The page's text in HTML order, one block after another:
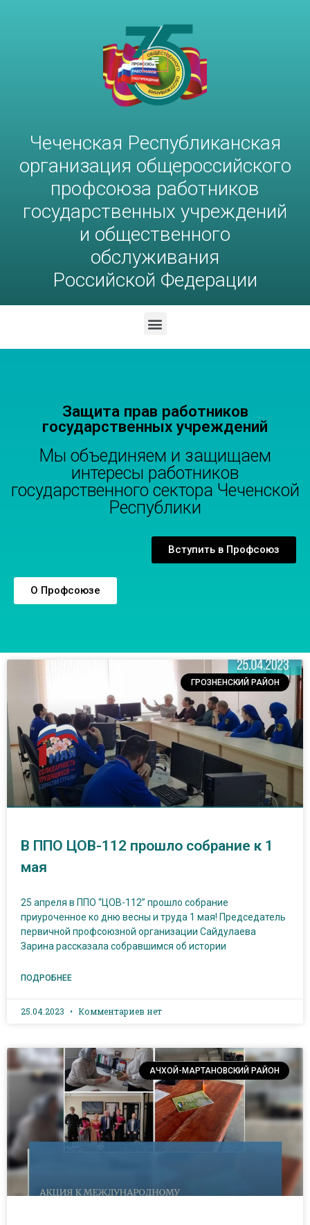
Чеченская Республиканская
организация общероссийского
профсоюза работников
госучреждений и общественного
Чеченская Республиканская
организация общероссийского
профсоюза работников
государственных учреждений
и общественного
обслуживания
Российской Федерации
Защита прав работников
государственных учреждений
Мы объединяем и защищаем
интересы работников
государственного сектора Чеченской
Республики
Вступить в Профсоюз
О Профсоюзе
ГРОЗНЕНСКИЙ РАЙОН
В ППО ЦОВ-112 прошло собрание к 1
мая
25 апреля в ППО “ЦОВ-112” прошло собрание
приуроченное ко дню весны и труда 1 мая! Председатель
первичной профсоюзной организации Сайдулаева
Зарина рассказала собравшимся об истории
ПОДРОБНЕЕ
25.04.2023 Комментариев нет
АЧХОЙ-МАРТАНОВСКИЙ РАЙОН